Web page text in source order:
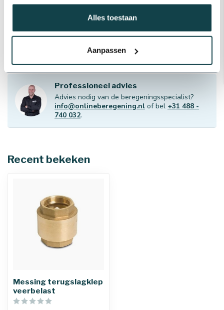
Alles toestaan
Aanpassen
Messing verloopring |
€2,12
Professioneel advies
Advies nodig van de beregeningsspecialist?
info@onlineberegening.nl of bel +31 488 -
740 032.
Recent bekeken
Messing terugslagklep
veerbelast